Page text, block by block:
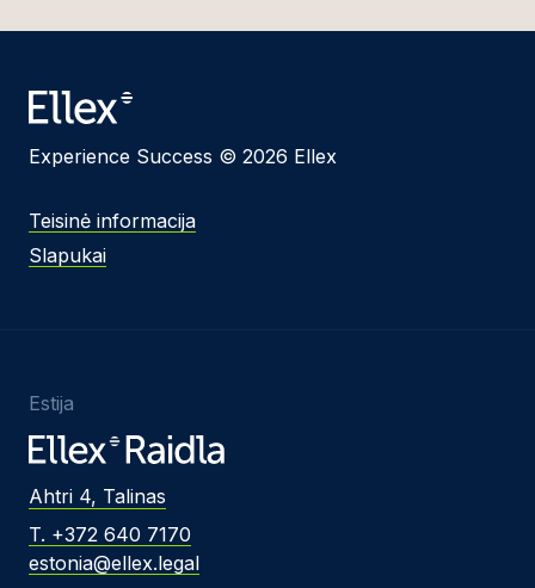
Experience Success © 2026 Ellex
Teisinė informacija
Slapukai
Estija
Ahtri 4, Talinas
T. +372 640 7170
estonia@ellex.legal